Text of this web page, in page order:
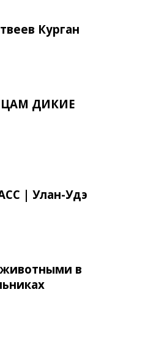
Курган
ДИКИЕ
| Улан-Удэ
в